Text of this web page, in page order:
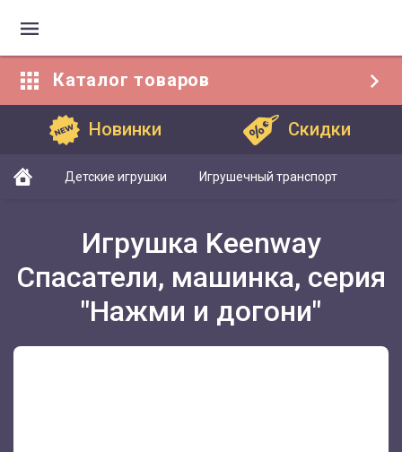
Каталог товаров
Новинки Скидки
Детские игрушки Игрушечный транспорт
Игрушка Keenway
Спасатели, машинка, серия
"Нажми и догони"